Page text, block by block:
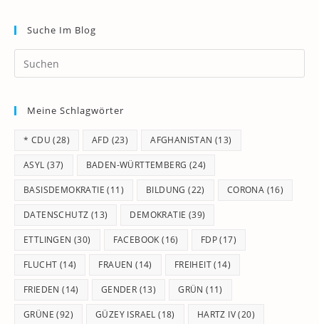
Suche Im Blog
Meine Schlagwörter
* CDU (28) AFD (23) AFGHANISTAN (13)
ASYL (37) BADEN-WÜRTTEMBERG (24)
BASISDEMOKRATIE (11) BILDUNG (22) CORONA (16)
DATENSCHUTZ (13) DEMOKRATIE (39)
ETTLINGEN (30) FACEBOOK (16) FDP(17)
FLUCHT (14) FRAUEN (14) FREIHEIT(14)
FRIEDEN (14) GENDER (13) GRÜN (11)
GRÜNE (92) GÜZEY ISRAEL (18) HARTZ IV(20)